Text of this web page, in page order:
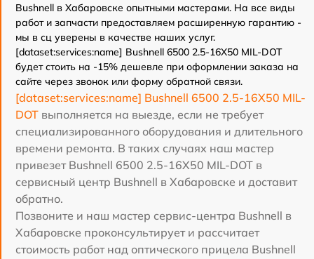
Bushnell в Хабаровске опытными мастерами. На все виды
работ и запчасти предоставляем расширенную гарантию -
мы в сц уверены в качестве наших услуг.
[dataset:services:name] Bushnell 6500 2.5-16X50 MIL-DOT
будет стоить на -15% дешевле при оформлении заказа на
сайте через звонок или форму обратной связи.
[dataset:services:name] Bushnell 6500 2.5-16X50 MIL-
DOT выполняется на выезде, если не требует
специализированного оборудования и длительного
времени ремонта. В таких случаях наш мастер
привезет Bushnell 6500 2.5-16X50 MIL-DOT в
сервисный центр Bushnell в Хабаровске и доставит
обратно.
Позвоните и наш мастер сервис-центра Bushnell в
Хабаровске проконсультирует и рассчитает
стоимость работ над оптического прицела Bushnell